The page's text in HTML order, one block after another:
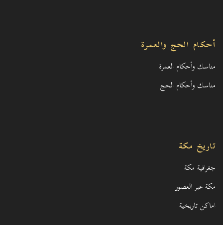
أحكام الحج والعمرة
مناسك وأحكام العمرة
مناسك وأحكام الحج
تاريخ مكة
جغرافية مكة
مكة عبر العصور
اماكن تاريخية